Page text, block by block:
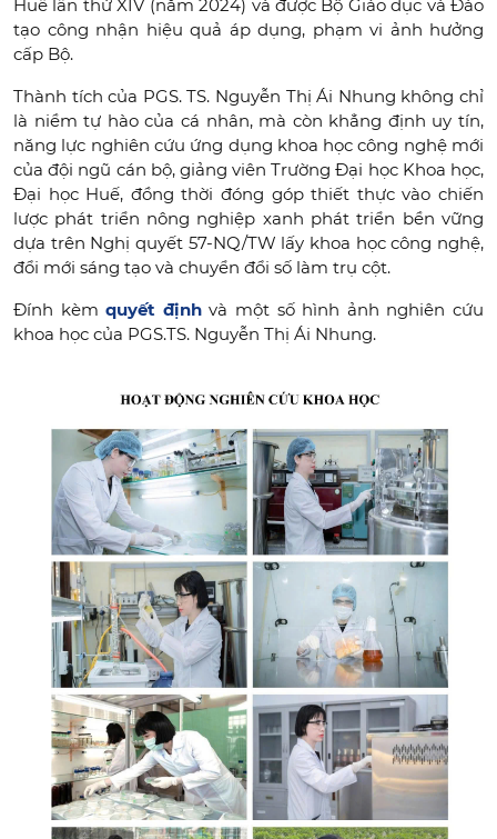
Huế lần thứ XIV (năm 2024) và được Bộ Giáo dục và Đào
tạo công nhận hiệu quả áp dụng, phạm vi ảnh hưởng
cấp Bộ.
Thành tích của PGS. TS. Nguyễn Thị Ái Nhung không chỉ
là niềm tự hào của cá nhân, mà còn khẳng định uy tín,
năng lực nghiên cứu ứng dụng khoa học công nghệ mới
của đội ngũ cán bộ, giảng viên Trường Đại học Khoa học,
Đại học Huế, đồng thời đóng góp thiết thực vào chiến
lược phát triển nông nghiệp xanh phát triển bền vững
dựa trên Nghị quyết 57-NQ/TW lấy khoa học công nghệ,
đổi mới sáng tạo và chuyển đổi số làm trụ cột.
Đính kèmquyết địnhvà một số hình ảnh nghiên cứu
khoa học của PGS.TS. Nguyễn Thị Ái Nhung.